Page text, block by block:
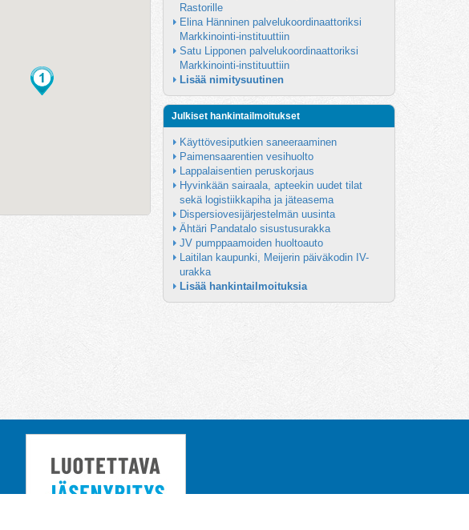
Rastorille
Elina Hänninen palvelukoordinaattoriksi
Markkinointi-instituuttiin
Satu Lipponen palvelukoordinaattoriksi
Markkinointi-instituuttiin
Lisää nimitysuutinen
Julkiset hankintailmoitukset
Käyttövesiputkien saneeraaminen
Paimensaarentien vesihuolto
Lappalaisentien peruskorjaus
Hyvinkään sairaala, apteekin uudet tilat
sekä logistiikkapiha ja jäteasema
Dispersiovesijärjestelmän uusinta
Ähtäri Pandatalo sisustusurakka
JV pumppaamoiden huoltoauto
Laitilan kaupunki, Meijerin päiväkodin IV-
urakka
Lisää hankintailmoituksia